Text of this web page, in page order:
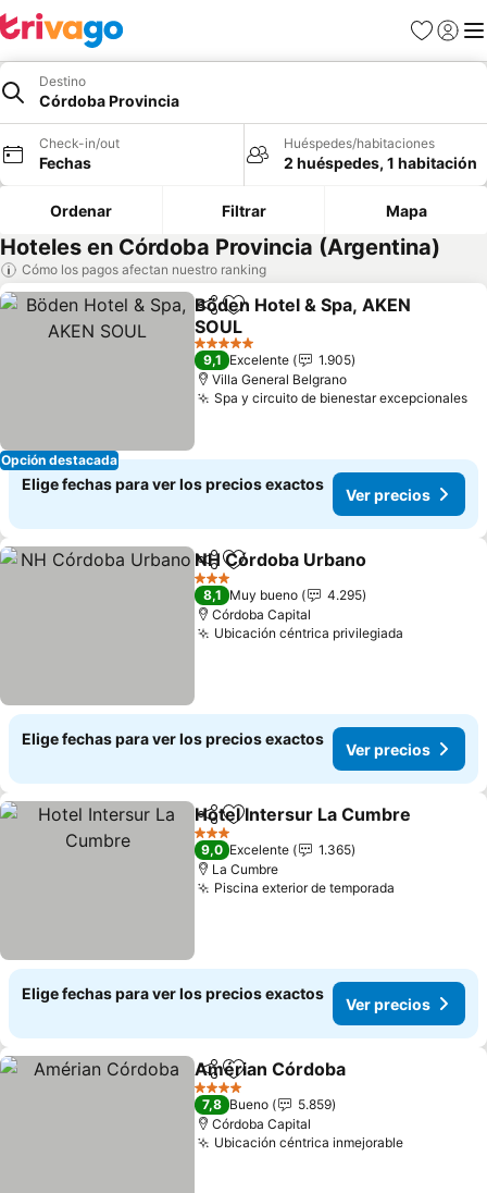
Favoritos
Iniciar
Destino
Córdoba Provincia
Check-in/out
Fechas
Huéspedes/habitaciones
2 huéspedes, 1 habitación
Ordenar Filtrar Mapa
Hoteles en Córdoba Provincia (Argentina)
Cómo los pagos afectan nuestro ranking
Opción destacada
CompartirAgregar a favoritos
Böden Hotel & Spa, AKEN
SOUL
5 Estrellas
9,1 Excelente
1.905
Villa General Belgrano
Spa y circuito de bienestar excepcionales
Elige fechas para ver los precios exactos
Ver precios
CompartirAgregar a favoritos
NH Córdoba Urbano
3 Estrellas
8,1 Muy bueno
4.295
Córdoba Capital
Ubicación céntrica privilegiada
Elige fechas para ver los precios exactos
Ver precios
CompartirAgregar a favoritos
Hotel Intersur La Cumbre
3 Estrellas
9,0 Excelente
1.365
La Cumbre
Piscina exterior de temporada
Elige fechas para ver los precios exactos
Ver precios
CompartirAgregar a favoritos
Amérian Córdoba
4 Estrellas
7,8 Bueno
5.859
Córdoba Capital
Ubicación céntrica inmejorable